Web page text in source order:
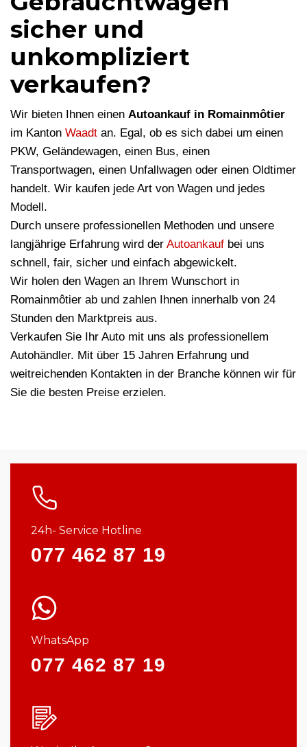
sicher und
unkompliziert
verkaufen?
Wir bieten Ihnen einen Autoankauf in Romainmôtier
im Kanton Waadt an. Egal, ob es sich dabei um einen
PKW, Geländewagen, einen Bus, einen
Transportwagen, einen Unfallwagen oder einen Oldtimer
handelt. Wir kaufen jede Art von Wagen und jedes
Modell.
Durch unsere professionellen Methoden und unsere
langjährige Erfahrung wird der Autoankauf bei uns
schnell, fair, sicher und einfach abgewickelt.
Wir holen den Wagen an Ihrem Wunschort in
Romainmôtier ab und zahlen Ihnen innerhalb von 24
Stunden den Marktpreis aus.
Verkaufen Sie Ihr Auto mit uns als professionellem
Autohändler. Mit über 15 Jahren Erfahrung und
weitreichenden Kontakten in der Branche können wir für
Sie die besten Preise erzielen.
24h- Service Hotline
077 462 87 19
WhatsApp
077 462 87 19